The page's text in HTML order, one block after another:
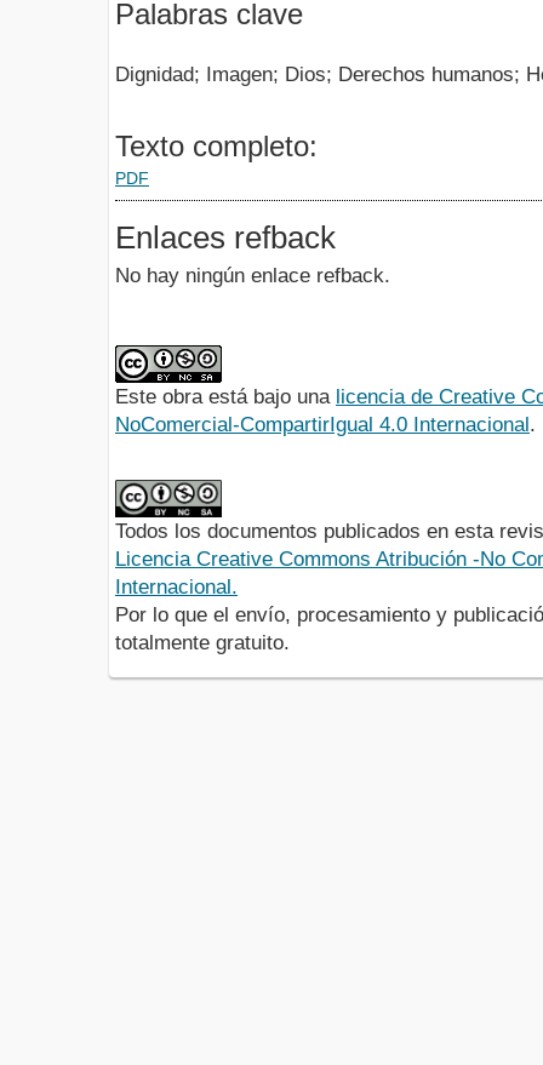
Palabras clave
Dignidad; Imagen; Dios; Derechos humanos;
Texto completo:
PDF
Enlaces refback
No hay ningún enlace refback.
Este obra está bajo una licencia de Creative
NoComercial-CompartirIgual 4.0 Internacional.
Todos los documentos publicados en esta
Licencia Creative Commons Atribución -No
Internacional.
Por lo que el envío, procesamiento y
totalmente gratuito.